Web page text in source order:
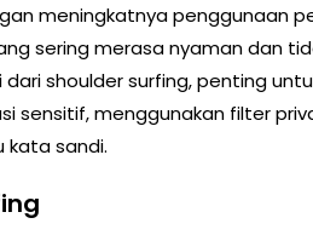
meningkatnya penggunaan
sering merasa nyaman dan
shoulder surfing, penting
sensitif, menggunakan filter
kata sandi.